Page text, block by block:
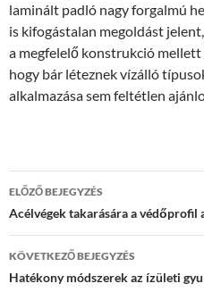
laminált padló nagy forgalmú
is kifogástalan megoldást
a megfelelő konstrukció
hogy bár léteznek vízálló
alkalmazása sem feltétlen
Bejegyzés
navigáció
ELŐZŐ BEJEGYZÉS
Acélvégek takarására a védőprofil
KÖVETKEZŐ BEJEGYZÉS
Hatékony módszerek az ízületi